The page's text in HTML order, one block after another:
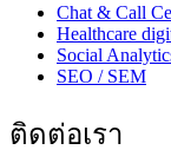
Chat & Call
Healthcare
Social
SEO / SEM
ติดต่อเรา